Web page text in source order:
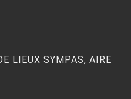
LIEUX SYMPAS, AIRE